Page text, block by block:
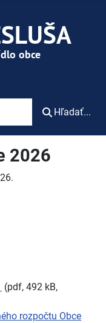
Hľadať...
2026
(pdf, 492 kB,
rozpočtu Obce